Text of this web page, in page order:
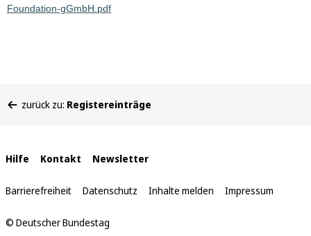
Foundation-gGmbH.pdf
befinden
zurück zu: Registereinträge
Interne
Links
Hilfe Kontakt Newsletter
Barrierefreiheit Datenschutz Inhalte melden Impressum
© Deutscher Bundestag